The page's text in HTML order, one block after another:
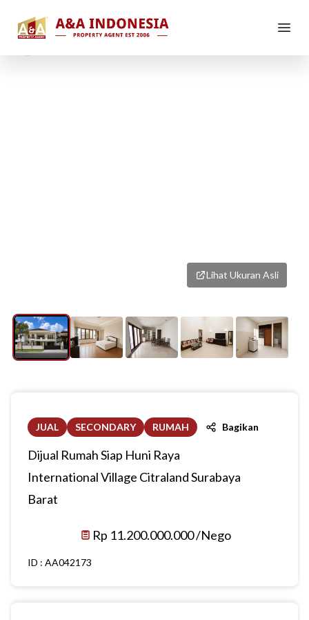
Lihat Ukuran Asli
JUAL SECONDARY RUMAH Bagikan
Dijual Rumah Siap Huni Raya
International Village Citraland Surabaya
Barat
Rp 11.200.000.000 /Nego
ID : AA042173